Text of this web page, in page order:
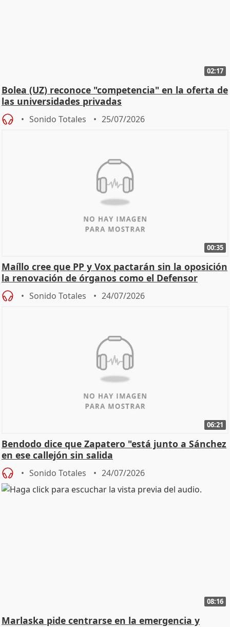
02:17
Bolea (UZ) reconoce "competencia" en la oferta de
las universidades privadas
Sonido Totales 25/07/2026
00:35
Maíllo cree que PP y Vox pactarán sin la oposición
la renovación de órganos como el Defensor
Sonido Totales 24/07/2026
06:21
Bendodo dice que Zapatero "está junto a Sánchez
en ese callejón sin salida
Sonido Totales 24/07/2026
08:16
Marlaska pide centrarse en la emergencia y